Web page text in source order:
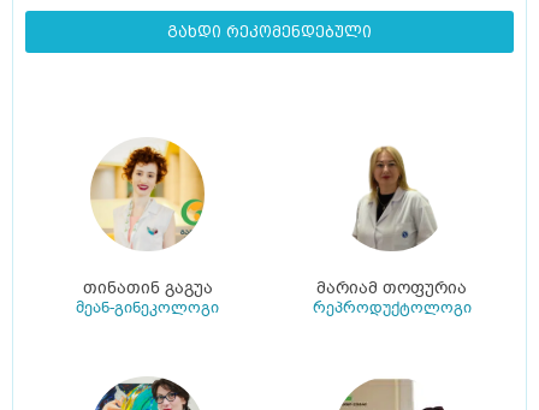
გახდი რეკომენდებული
თინათინ გაგუა
მეან-გინეკოლოგი
მარიამ თოფურია
რეპროდუქტოლოგი